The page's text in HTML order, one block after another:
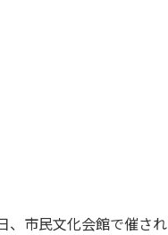
市民文化会館で催さ